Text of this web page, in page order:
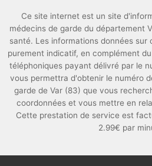
Ce site internet est un site
médecins de garde du département
santé. Les informations données
purement indicatif, en complément
téléphoniques payant délivré par le
vous permettra d'obtenir le numéro
garde de Var (83) que vous
coordonnées et vous mettre en
Cette prestation de service est
2.99€ par